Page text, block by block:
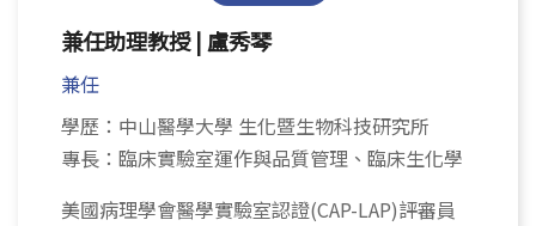
兼任助理教授 | 盧秀琴
兼任
學歷：中山醫學大學 生化暨生物科技研究所
專長：臨床實驗室運作與品質管理、臨床生化學
美國病理學會醫學實驗室認證(CAP-LAP)評審員